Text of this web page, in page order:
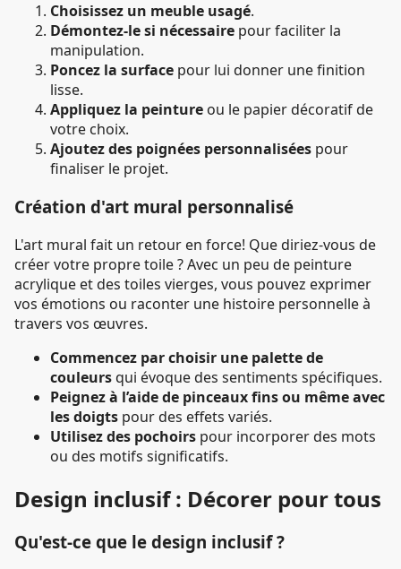
Choisissez un meuble usagé.
Démontez-le si nécessaire pour faciliter la
manipulation.
Poncez la surface pour lui donner une finition
lisse.
Appliquez la peinture ou le papier décoratif de
votre choix.
Ajoutez des poignées personnalisées pour
finaliser le projet.
Création d'art mural personnalisé
L'art mural fait un retour en force! Que diriez-vous de
créer votre propre toile ? Avec un peu de peinture
acrylique et des toiles vierges, vous pouvez exprimer
vos émotions ou raconter une histoire personnelle à
travers vos œuvres.
Commencez par choisir une palette de
couleursqui évoque des sentiments spécifiques.
Peignez à l’aide de pinceaux fins ou même avec
les doigts pour des effets variés.
Utilisez des pochoirs pour incorporer des mots
ou des motifs significatifs.
Design inclusif : Décorer pour tous
Qu'est-ce que le design inclusif ?